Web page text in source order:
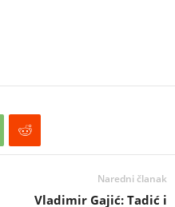
Naredni članak
Vladimir Gajić: Tadić i